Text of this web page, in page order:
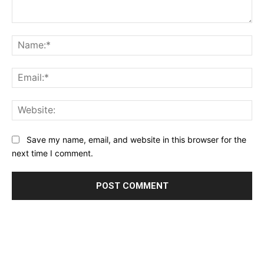
Save my name, email, and website in this browser for the
next time I comment.